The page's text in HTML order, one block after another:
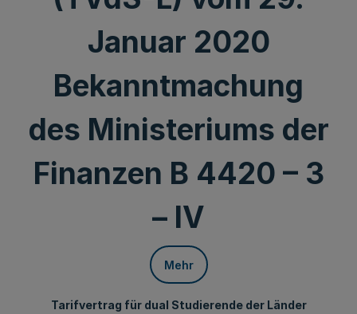
Januar 2020
Bekanntmachung
des Ministeriums der
Finanzen B 4420 – 3
– IV
Mehr
Tarifvertrag für dual Studierende der Länder